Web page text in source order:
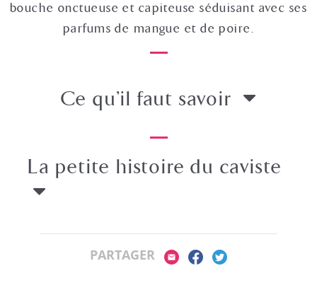
bouche onctueuse et capiteuse séduisant avec ses
parfums de mangue et de poire.
Ce qu’il faut savoir
La petite histoiredu caviste
PARTAGER